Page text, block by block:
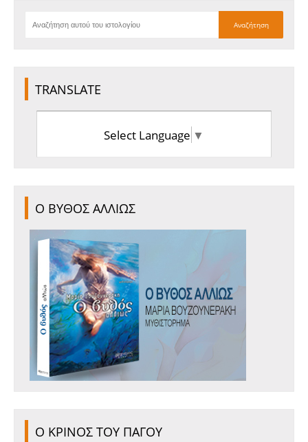
TRANSLATE
Select Language ▼
Ο ΒΥΘΟΣ ΑΛΛΙΩΣ
Ο ΚΡΙΝΟΣ ΤΟΥ ΠΑΓΟΥ